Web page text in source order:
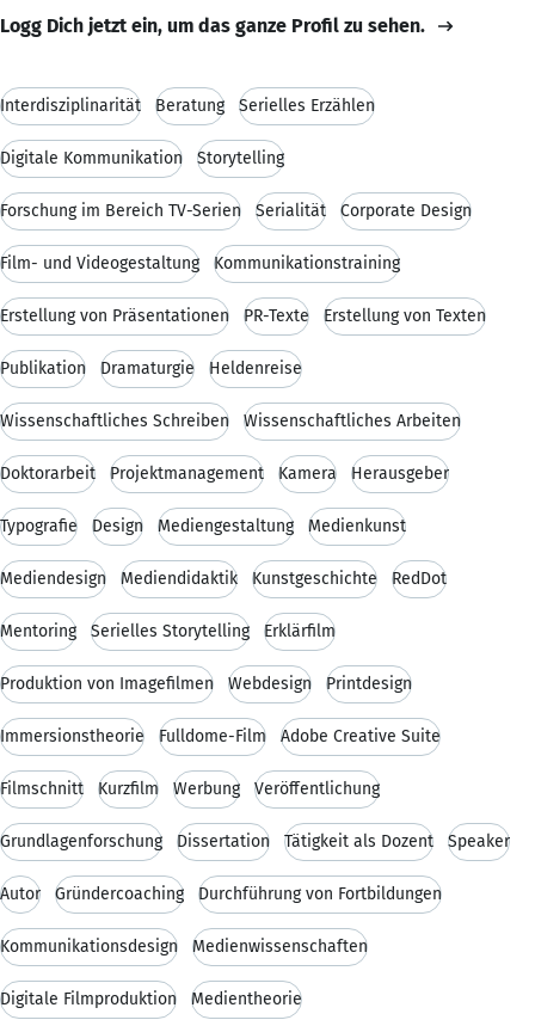
Logg Dich jetzt ein, um das ganze Profil zu sehen.
Interdisziplinarität Beratung Serielles Erzählen
Digitale Kommunikation Storytelling
Forschung im Bereich TV-Serien Serialität Corporate Design
Film- und Videogestaltung Kommunikationstraining
Erstellung von Präsentationen PR-Texte Erstellung von Texten
Publikation Dramaturgie Heldenreise
Wissenschaftliches Schreiben Wissenschaftliches Arbeiten
Doktorarbeit Projektmanagement Kamera Herausgeber
Typografie Design Mediengestaltung Medienkunst
Mediendesign Mediendidaktik Kunstgeschichte RedDot
Mentoring Serielles Storytelling Erklärfilm
Produktion von Imagefilmen Webdesign Printdesign
Immersionstheorie Fulldome-Film Adobe Creative Suite
Filmschnitt Kurzfilm Werbung Veröffentlichung
Grundlagenforschung Dissertation Tätigkeit als Dozent Speaker
Autor Gründercoaching Durchführung von Fortbildungen
Kommunikationsdesign Medienwissenschaften
Digitale Filmproduktion Medientheorie